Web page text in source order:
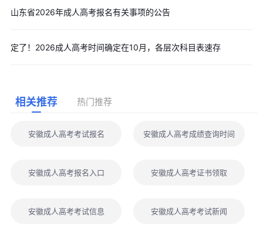
山东省2026年成人高考报名有关事项的公告
定了！2026成人高考时间确定在10月，各层次科目表速存
相关推荐 热门推荐
安徽成人高考考试报名 安徽成人高考成绩查询时间
安徽成人高考报名入口 安徽成人高考证书领取
安徽成人高考考试信息 安徽成人高考考试新闻